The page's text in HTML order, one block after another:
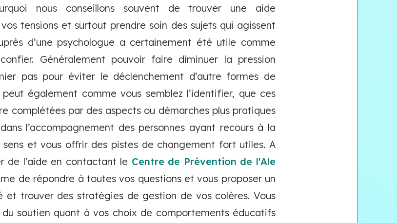
nous conseillons souvent de trouver une aide
tensions et surtout prendre soin des sujets qui agissent
d’une psychologue a certainement été utile comme
Généralement pouvoir faire diminuer la pression
pas pour éviter le déclenchement d’autre formes de
également comme vous semblez l’identifier, que ces
complétées par des aspects ou démarches plus pratiques
l’accompagnement des personnes ayant recours à la
et vous offrir des pistes de changement fort utiles. A
de l'aide en contactant le Centre de Prévention de l'Ale
de répondre à toutes vos questions et vous proposer un
trouver des stratégies de gestion de vos colères. Vous
soutien quant à vos choix de comportements éducatifs